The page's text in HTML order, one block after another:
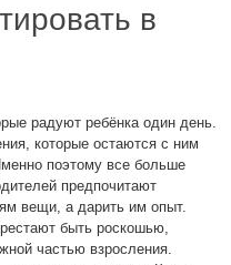
в
радуют ребёнка один день.
которые остаются с ним
поэтому все больше
предпочитают
вещи, а дарить им опыт.
быть роскошью,
частью взросления.